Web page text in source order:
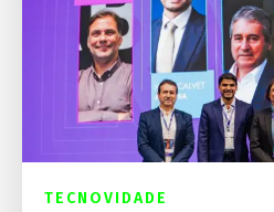
TECNOVIDADE